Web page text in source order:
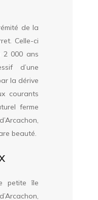
de la
Celle-ci
2 000 ans
d’une
la dérive
courants
ferme
beauté.
petite île